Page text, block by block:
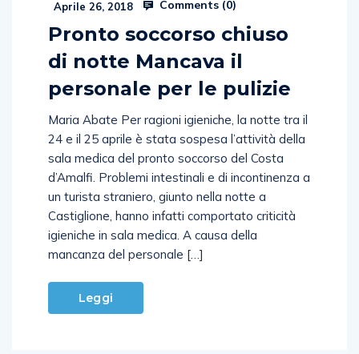
Pronto soccorso chiuso
di notte Mancava il
personale per le pulizie
Maria Abate Per ragioni igieniche, la notte tra il
24 e il 25 aprile è stata sospesa l’attività della
sala medica del pronto soccorso del Costa
d’Amalfi. Problemi intestinali e di incontinenza a
un turista straniero, giunto nella notte a
Castiglione, hanno infatti comportato criticità
igieniche in sala medica. A causa della
Leggi